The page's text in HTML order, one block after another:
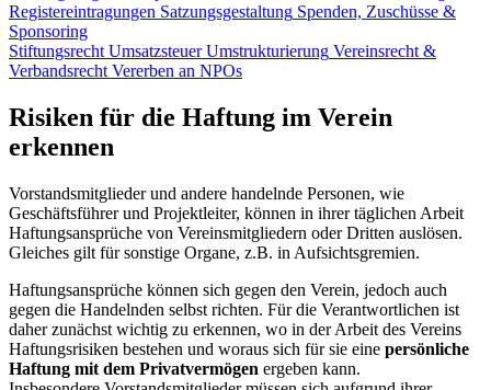
Registereintragungen Satzungsgestaltung Spenden, Zuschüsse &
Sponsoring
Stiftungsrecht Umsatzsteuer Umstrukturierung Vereinsrecht &
Verbandsrecht Vererben an NPOs
Risiken für die Haftung im Verein
erkennen
Vorstandsmitglieder und andere handelnde Personen, wie
Geschäftsführer und Projektleiter, können in ihrer täglichen Arbeit
Haftungsansprüche von Vereinsmitgliedern oder Dritten auslösen.
Gleiches gilt für sonstige Organe, z.B. in Aufsichtsgremien.
Haftungsansprüche können sich gegen den Verein, jedoch auch
gegen die Handelnden selbst richten. Für die Verantwortlichen ist
daher zunächst wichtig zu erkennen, wo in der Arbeit des Vereins
Haftungsrisiken bestehen und woraus sich für sie eine persönliche
Haftung mit dem Privatvermögen ergeben kann.